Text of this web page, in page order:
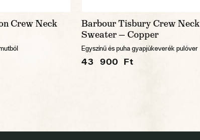
Crew Neck
Barbour Tisbury Crew Neck
Sweater — Copper
Egyszínű és puha gyapjúkeverék pulóver
43 900 Ft